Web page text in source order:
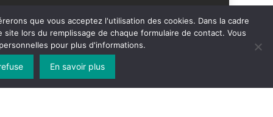
que vous acceptez l'utilisation des cookies. Dans la cadre
lors du remplissage de chaque formulaire de contact. Vous
pour plus d'informations.
En savoir plus